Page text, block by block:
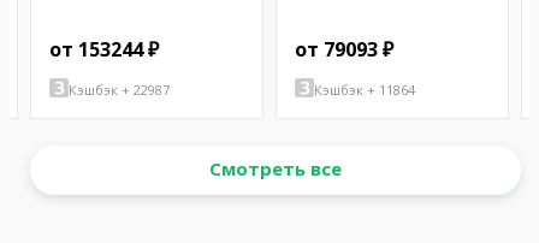
от 153244 ₽
Кэшбэк + 22987
от 79093 ₽
Кэшбэк + 11864
Смотреть все